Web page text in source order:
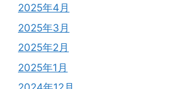
2025年4月
2025年3月
2025年2月
2025年1月